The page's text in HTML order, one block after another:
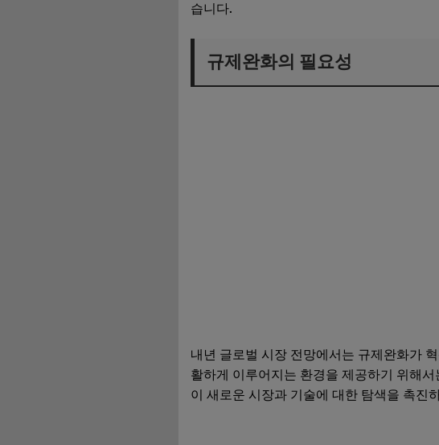
습니다.
규제완화의 필요성
내년 글로벌 시장 전망에서는 규제완화가
활하게 이루어지는 환경을 제공하기 위해
이 새로운 시장과 기술에 대한 탐색을 촉진